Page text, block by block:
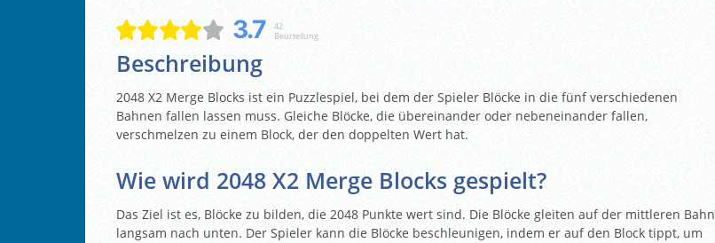
3.7
42
Beurteilung
Beschreibung
2048 X2 Merge Blocks ist ein Puzzlespiel, bei dem der Spieler Blöcke in die fünf verschiedenen
Bahnen fallen lassen muss. Gleiche Blöcke, die übereinander oder nebeneinander fallen,
verschmelzen zu einem Block, der den doppelten Wert hat.
Wie wird 2048 X2 Merge Blocks gespielt?
Das Ziel ist es, Blöcke zu bilden, die 2048 Punkte wert sind. Die Blöcke gleiten auf der mittleren Bahn
langsam nach unten. Der Spieler kann die Blöcke beschleunigen, indem er auf den Block tippt, um